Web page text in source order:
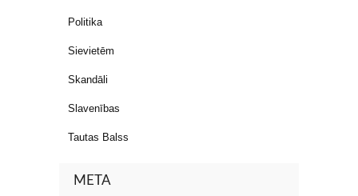
Politika
Sievietēm
Skandāli
Slavenības
Tautas Balss
META